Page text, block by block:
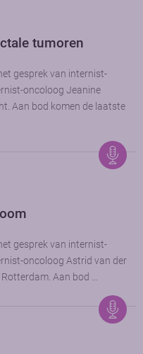
tumoren
gesprek van internist-
oncoloog Jeanine
Aan bod komen de laatste
gesprek van internist-
oncoloog Astrid van der
Aan bod …